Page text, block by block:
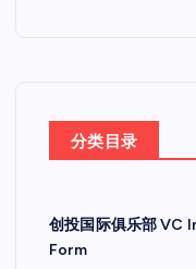
分类目录
创投国际俱乐部
Form